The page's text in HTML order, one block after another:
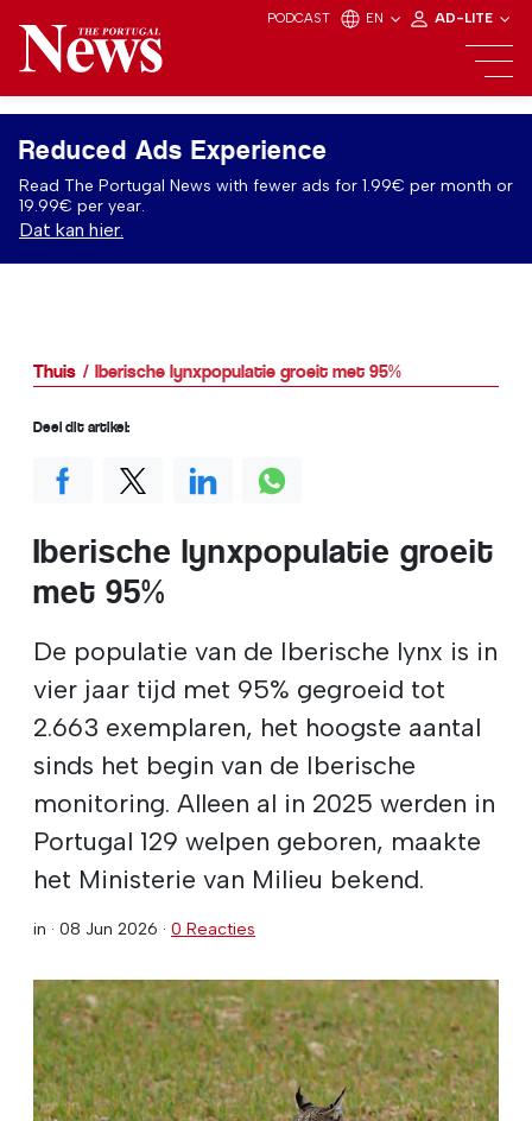
PODCAST EN AD-LITE
Reduced Ads Experience
Read The Portugal News with fewer ads for 1.99€ per month or
19.99€ per year.
Dat kan hier.
Thuis Iberische lynxpopulatie groeit met 95%
Iberische lynxpopulatie groeit
met 95%
De populatie van de Iberische lynx is in
vier jaar tijd met 95% gegroeid tot
2.663 exemplaren, het hoogste aantal
sinds het begin van de Iberische
monitoring. Alleen al in 2025 werden in
Portugal 129 welpen geboren, maakte
het Ministerie van Milieu bekend.
in · 08 Jun 2026 · 0 Reacties
Deel dit artikel: